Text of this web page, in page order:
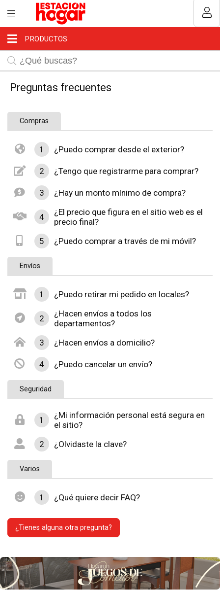
Olvidé mi clave Registro
PRODUCTOS
Preguntas frecuentes
Compras
1 ¿Puedo comprar desde el exterior?
2 ¿Tengo que registrarme para comprar?
3 ¿Hay un monto mínimo de compra?
4
¿El precio que figura en el sitio web es el
precio final?
5
¿Puedo comprar a través de mi móvil?
Envíos
1 ¿Puedo retirar mi pedido en locales?
2
¿Hacen envíos a todos los
departamentos?
3
¿Hacen envíos a domicilio?
4 ¿Puedo cancelar un envío?
Seguridad
1
¿Mi información personal está segura en
el sitio?
2
¿Olvidaste la clave?
Varios
1 ¿Qué quiere decir FAQ?
¿Tienes alguna otra pregunta?